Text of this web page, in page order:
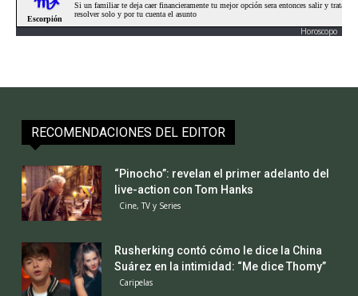
Horoscopo
RECOMENDACIONES DEL EDITOR
“Pinocho”: revelan el primer adelanto del
live-action con Tom Hanks
Cine, TV y Series
Rusherking contó cómo le dice la China
Suárez en la intimidad: “Me dice Thomy”
Caripelas